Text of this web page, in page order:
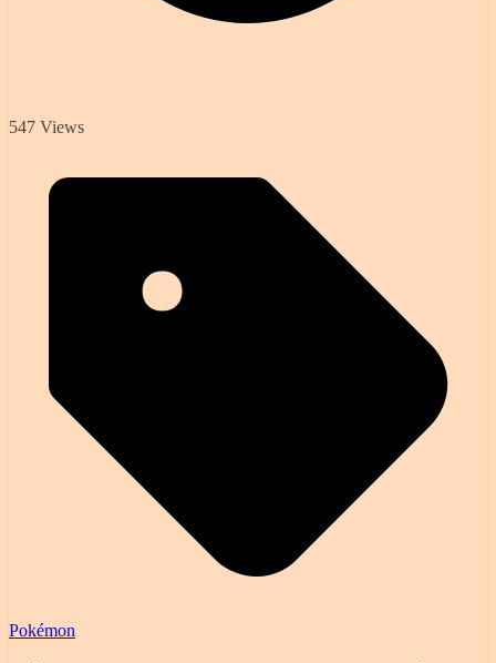
547 Views
Pokémon